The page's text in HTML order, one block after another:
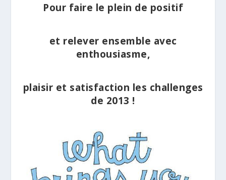
Pour faire le plein de positif
et relever ensemble avec
enthousiasme,
plaisir et satisfaction les challenges
de 2013 !